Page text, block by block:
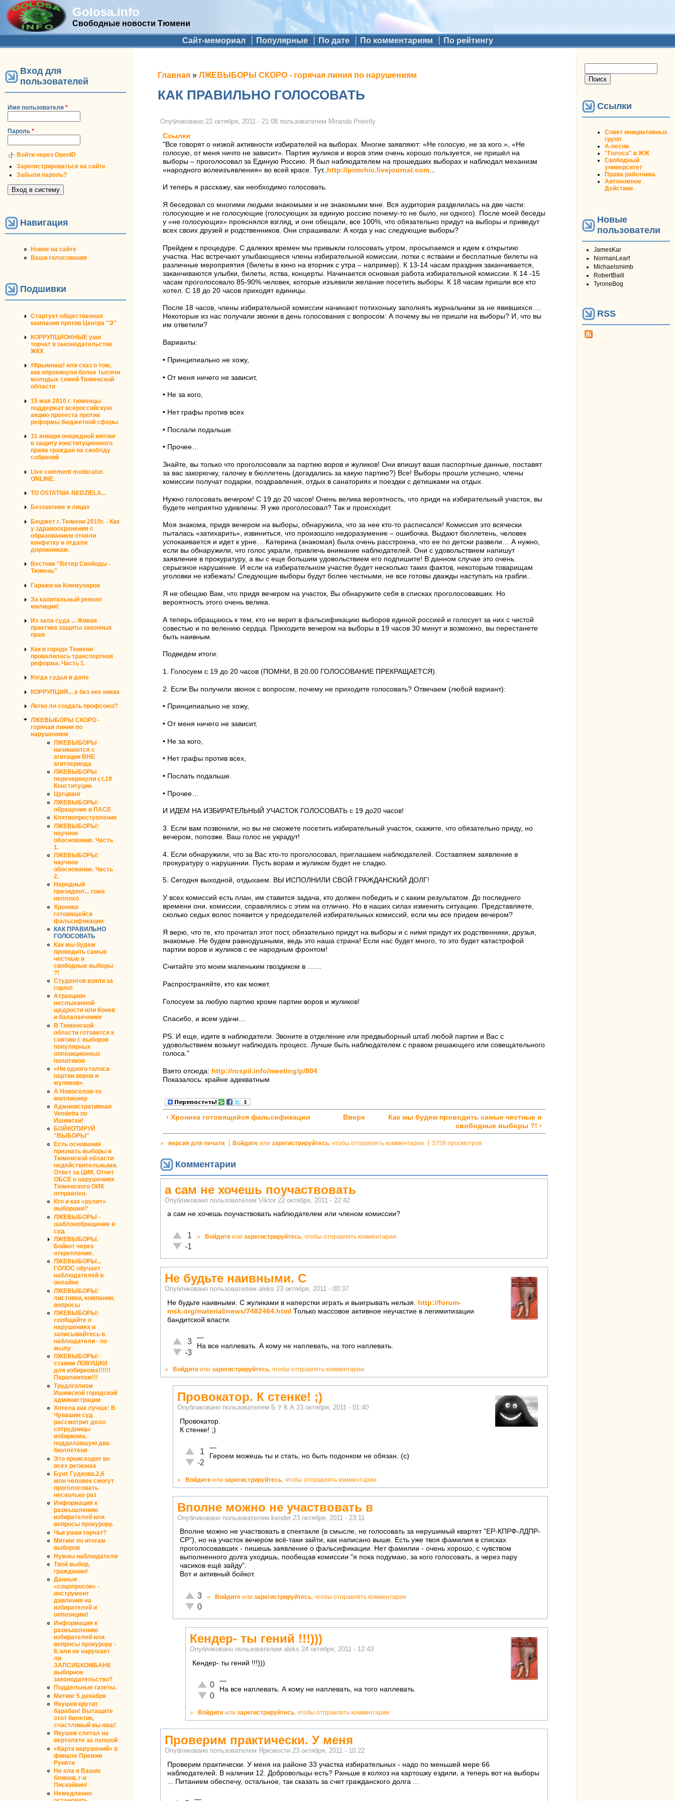
Golosa.info
Свободные новости Тюмени
Дополнительное меню Сайт-мемориал Популярные По дате По комментариям По рейтингу
Вход для
пользователей
Имя пользователя *
Пароль *
Войти через OpenID
Зарегистрироваться на сайте
Забыли пароль?
Навигация
Новое на сайте
Ваши голосования
Подшивки
Стартует общественная
кампания против Центра "Э"
КОРРУПЦИОННЫЕ уши
торчат в законодательстве
ЖКХ
#Крымнаш! или сказ о том,
как опрокинули более тысячи
молодых семей Тюменской
области
15 мая 2010 г. тюменцы
поддержат всероссийскую
акцию протеста против
реформы бюджетной сферы
31 января очередной митинг
в защиту конституционного
права граждан на своблду
собраний
Live comment moderator.
ONLINE.
TO OSTATNIA NEDZIELA...
Беззаконие в лицах
Бюджет г. Тюмени 2010г. - Как
у здравоохранения с
образованием отняли
конфетку и отдали
дорожникам.
Вестник "Ветер Свободы -
Тюмень"
Гаражи на Коммунаров
За капитальный ремонт
милиции!
Из зала суда ... Живая
практика защиты законных
прав
Как в городе Тюмени
провалилась транспортная
реформа. Часть 1.
Когда судья в доле
КОРРУПЦИЯ... а без нее никак
Легко ли создать профсоюз?
ЛЖЕВЫБОРЫ СКОРО -
горячая линия по
нарушениям
ЛЖЕВЫБОРЫ
начинаются с
агитации ВНЕ
агитпериода
ЛЖЕВЫБОРЫ
перечеркнули ст.19
Конституции
Цугцванг
ЛЖЕВЫБОРЫ:
обращение в ПАСЕ
Клятвопреступление
ЛЖЕВЫБОРЫ:
научное
обоснование. Часть
1.
ЛЖЕВЫБОРЫ:
научное
обоснование. Часть
2.
Народный
президент... тоже
неплохо
Хроника
готовящейся
фальсификации
КАК ПРАВИЛЬНО
ГОЛОСОВАТЬ
Как мы будем
проводить самые
честные и
свободные выборы
?!
Студентов взяли за
горло!
Атракцион
неслыханной
щедрости или Конев
и балалаечники
В Тюменской
области готовятся к
снятию с выборов
популярных
оппозиционных
политиков
«Ни одного голоса
партии воров и
жуликов»
А Новосёлов-то
миллионер
Административная
Vendetta по
Ишимски!
БОЙКОТИРУЙ
"ВЫБОРЫ"
Есть основания
признать выборы в
Тюменской области
недействительными.
Ответ за ЦИК. Отчет
ОБСЕ о нарушениях
Тюменского ОИК
отправлен.
Кто и как «рулит»
выборами?
ЛЖЕВЫБОРЫ -
шаблонобращение в
суд
ЛЖЕВЫБОРЫ.
Бойкот через
открепление.
ЛЖЕВЫБОРЫ...
ГОЛОС обучает
наблюдателей в
онлайне
ЛЖЕВЫБОРЫ:
листовки, компании,
вопросы
ЛЖЕВЫБОРЫ:
сообщайте о
нарушениях и
записывайтесь в
наблюдатели - по
мылу
ЛЖЕВЫБОРЫ:
ставим ЛОВУШКИ
для избиркома!!!!!!
Парапампам!!!
Трудоголизм
Ишимской городской
администрации
Хотела как лучше: В
Чувашии суд
рассмотрит дело
сотрудницы
избиркома,
подделавшую два
бюллетеня
Это происходит во
всех регионах
Бунт Гудкова.2,6
млн человек смогут
проголосовать
несколько раз
Информация к
размышлению
избирателей или
вопросы прокурору.
Чьи ушки торчат?
Митинг по итогам
выборов
Нужны наблюдатели
Твой выбор,
гражданин!
Данные
«соцопросов» -
инструмент
давления на
избирателей и
оппозицию!
Информация к
размышлению
избирателей или
вопросы прокурору -
II, или не нарушает
ли
ЗАПСИБКОМБАНК
выборное
законодательство?
Поддельные газеты.
Митинг 5 декабря
Якушев крутит
барабан! Вытащите
этот билетик,
счастливый вы наш!
Якушев слетал на
вертолете за лапшой
«Карта нарушений» в
финале Премии
Рунета
Не ела я Ваших
блинов, г-н
Пискайкин!
Немедленно
Вы здесь
Главная » ЛЖЕВЫБОРЫ СКОРО - горячая линия по нарушениям
КАК ПРАВИЛЬНО ГОЛОСОВАТЬ
Опубликовано 22 октября, 2011 - 21:08 пользователем Miranda Priestly
Ссылки
"Все говорят о низкой активности избирателей на выборах. Многие заявляют: «Не голосую, не за кого.», «Не
голосую, от меня ничто не зависит». Партия жуликов и воров этим очень хорошо пользуется, не пришёл на
выборы – проголосовал за Единую Россию. Я был наблюдателем на прошедших выборах и наблюдал механизм
«народного волеизъявления» во всей красе. Тут.. http://pimchic.livejournal.com
И теперь я расскажу, как необходимо голосовать.
Я беседовал со многими людьми знакомыми и не знакомыми мне. Вся аудитория разделилась на две части:
голосующие и не голосующие (голосующих за единую россию почему-то не было, ни одного). После моей беседы
у «не голосующих» прояснялся взгляд, и они обещали, все 100%, что обязательно придут на выборы и приведут
всех своих друзей и родственников. Они спрашивали: А когда у нас следующие выборы?
Прейдем к процедуре. С далеких времен мы привыкли голосовать утром, просыпаемся и идем к открытию
участка. Нас встречают улыбающиеся члены избирательной комиссии, лотки с яствами и бесплатные билеты на
различные мероприятия (билеты в кино на вторник с утра – например). К 13-14 часам праздник заканчивается,
заканчиваются улыбки, билеты, яства, концерты. Начинается основная работа избирательной комиссии. К 14 -15
часам проголосовало 85-90% человек, которые изъявили желание посетить выборы. К 18 часам пришли все кто
хотел. С 18 до 20 часов приходят единицы.
После 18 часов, члены избирательной комиссии начинают потихоньку заполнять журнальчики за не явившихся….
Некоторые из нас получали звонки в день голосования с вопросом: А почему вы не пришли на выборы? И, что вы
им ответили?
Варианты:
• Принципиально не хожу,
• От меня ничего не зависит,
• Не за кого,
• Нет графы против всех
• Послали подальше.
• Прочее…
Знайте, вы только что проголосовали за партию воров и жуликов! Они впишут ваши паспортные данные, поставят
за вас закорючку, галочку в бюллетень (догадались за какую партию?) Все! Выборы прошли успешно, члены
комиссии получат подарки, поздравления, отдых в санаториях и поездки с детишками на отдых.
Нужно голосовать вечером! С 19 до 20 часов! Очень велика вероятность, что придя на избирательный участок, вы
будете неприятно удивлены: Я уже проголосовал? Так и происходит.
Моя знакома, придя вечером на выборы, обнаружила, что за нее кто-то расписался! Комиссия это всячески
пыталась «затихарить», извиниться, что произошло недоразумение – ошибочка. Выдают бюллетень, человек
успокаивается и идет к урне… Катерина (знакомая) была очень расстроена, что ее по детски развели… А нужно,
если вы обнаружили, что голос украли, привлечь внимание наблюдателей. Они с удовольствием напишут
заявление в прокуратуру, а вы с еще большим удовольствием его подпишите! В данном случае это очень
серьезное нарушение. И если на избирательном участке будет несколько таких фактов, некоторым товарищам
уголовки не избежать! Следующие выборы будут более честными, не все готовы дважды наступать на грабли..
Я не обещаю Вам, что придя вечером на участок, Вы обнаружите себя в списках проголосовавших. Но
вероятность этого очень велика.
А теперь обращаюсь к тем, кто не верит в фальсификацию выборов единой россией и голосует за них с чистой
совестью и по велению сердца. Приходите вечером на выборы в 19 часов 30 минут и возможно, вы перестанете
быть наивным.
Подведем итоги:
1. Голосуем с 19 до 20 часов (ПОМНИ, В 20.00 ГОЛОСОВАНИЕ ПРЕКРАЩАЕТСЯ).
2. Если Вы получили звонок с вопросом, почему не приходите голосовать? Отвечаем (любой вариант):
• Принципиально не хожу,
• От меня ничего не зависит,
• Не за кого,
• Нет графы против всех,
• Послать подальше.
• Прочее…
И ИДЕМ НА ИЗБИРАТЕЛЬНЫЙ УЧАСТОК ГОЛОСОВАТЬ с 19 до20 часов!
3. Если вам позвонили, но вы не сможете посетить избирательный участок, скажите, что обязательно приду, но
вечером, попозже. Ваш голос не украдут!
4. Если обнаружили, что за Вас кто-то проголосовал, приглашаем наблюдателей. Составляем заявление в
прокуратуру о нарушении. Пусть ворам и жуликом будет не сладко.
5. Сегодня выходной, отдыхаем. ВЫ ИСПОЛНИЛИ СВОЙ ГРАЖДАНСКИЙ ДОЛГ!
У всех комиссий есть план, им ставится задача, кто должен победить и с каким результатом. До последнего
времени они, комиссии, справлялись с этим на отлично. Но в наших силах изменить ситуацию. Представляете,
сколько седых волос появится у председателей избирательных комиссий, если мы все придем вечером?
Я верю, что те, кто прочитал этот пост, обязательно придут на выборы и с ними придут их родственники, друзья,
знакомые. Не будем равнодушными, ведь это наша страна! Если нас будет много, то это будет катастрофой
партии воров и жуликов с ее народным фронтом!
Считайте это моим маленьким гвоздиком в ……
Распространяйте, кто как может.
Голосуем за любую партию кроме партии воров и жуликов!
Спасибо, и всем удачи…
PS. И еще, идите в наблюдатели. Звоните в отделение или предвыборный штаб любой партии и Вас с
удовольствием возьмут наблюдать процесс. Лучше быть наблюдателем с правом решающего или совещательного
голоса."
Взято отсюда: http://rospil.info/meeting/p/804
Показалось: крайне адекватным
‹ Хроника готовящейся фальсификации Вверх
Как мы будем проводить самые честные и
свободные выборы ?! ›
» версия для печати Войдите или зарегистрируйтесь, чтобы отправлять комментарии 3758 просмотров
Комментарии
а сам не хочешь поучаствовать
Опубликовано пользователем Viktor 22 октября, 2011 - 22:42
а сам не хочешь поучаствовать наблюдателем или членом комиссии?
Отлично!
1
Неадекватно!
-1
» Войдите или зарегистрируйтесь, чтобы отправлять комментарии
Не будьте наивными. С
Опубликовано пользователем aleks 23 октября, 2011 - 00:37
Не будьте наивными. С жуликами в наперстки играть и выигрывать нельзя.
http://forum-
msk.org/material/news/7482464.html Только массовое активное неучастие в легимитизации
бандитской власти.
Отлично!
3
Неадекватно!
-3
—
На все наплевать. А кому не наплевать, на того наплевать.
» Войдите или зарегистрируйтесь, чтобы отправлять комментарии
Провокатор. К стенке! ;)
Опубликовано пользователем Б У К А 23 октября, 2011 - 01:40
Провокатор.
К стенке! ;)
Отлично!
1
Неадекватно!
-2
—
Героем можешь ты и стать, но быть подонком не обязан. (с)
» Войдите или зарегистрируйтесь , чтобы отправлять комментарии
Вполне можно не участвовать в
Опубликовано пользователем kender 23 октября, 2011 - 23:11
Вполне можно не участвовать в спектакле (в смысле, не голосовать за нерушимый квартет "ЕР-КПРФ-ЛДПР-
СР"), но на участок вечером всё-таки зайти, как написано выше. Есть уже твоя фамилия в списках
проголосовавших - пишешь заявление о фальсификации. Нет фамилии - очень хорошо, с чувством
выполненного долга уходишь, пообещав комиссии "я пока подумаю, за кого голосовать, а через пару
часиков ещё зайду".
Вот и активный бойкот.
Отлично!
3
Неадекватно!
0
» Войдите или зарегистрируйтесь, чтобы отправлять комментарии
Кендер- ты гений !!!)))
Опубликовано пользователем aleks 24 октября, 2011 - 12:43
Кендер- ты гений !!!)))
Отлично!
0
Неадекватно!
0
—
На все наплевать. А кому не наплевать, на того наплевать.
» Войдите или зарегистрируйтесь, чтобы отправлять комментарии
Проверим практически. У меня
Опубликовано пользователем Ярковости 23 октября, 2011 - 10:22
Проверим практически. У меня на районе 33 участка избирательных - надо по меньшей мере 66
наблюдателей. В наличии 12. Добровольцы есть? Раньше в колхоз на картошку ездили, а теперь вот на выборы
... Питанием обеспечу, остальное, так сказать за счет гражданского долга ...
—
Ссылки
Совет инициативных
групп
А-песни
"Голоса" в ЖЖ
Свободный
университет
Права работника
Автономное
Действие
Новые
пользователи
JamesKar
NormanLearf
Michaelsmimb
RobertBaill
TyroneBog
RSS